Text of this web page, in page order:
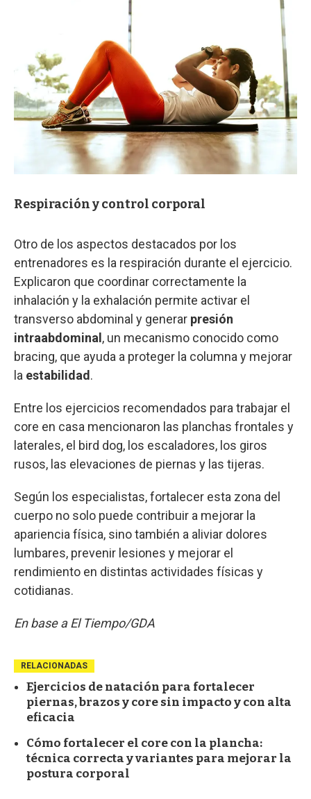
Respiración y control corporal
Otro de los aspectos destacados por los
entrenadores es la respiración durante el ejercicio.
Explicaron que coordinar correctamente la
inhalación y la exhalación permite activar el
transverso abdominal y generar presión
intraabdominal, un mecanismo conocido como
bracing, que ayuda a proteger la columna y mejorar
la estabilidad.
Entre los ejercicios recomendados para trabajar el
core en casa mencionaron las planchas frontales y
laterales, el bird dog, los escaladores, los giros
rusos, las elevaciones de piernas y las tijeras.
Según los especialistas, fortalecer esta zona del
cuerpo no solo puede contribuir a mejorar la
apariencia física, sino también a aliviar dolores
lumbares, prevenir lesiones y mejorar el
rendimiento en distintas actividades físicas y
cotidianas.
En base a El Tiempo/GDA
RELACIONADAS
Ejercicios de natación para fortalecer
piernas, brazos y core sin impacto y con alta
eficacia
Cómo fortalecer el core con la plancha:
técnica correcta y variantes para mejorar la
postura corporal